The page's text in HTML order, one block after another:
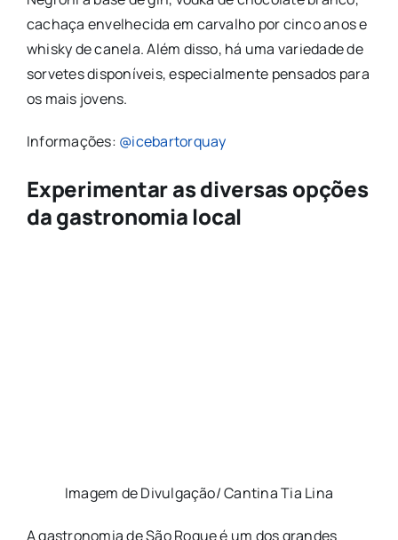
cachaça envelhecida em carvalho por cinco anos e
whisky de canela. Além disso, há uma variedade de
sorvetes disponíveis, especialmente pensados para
os mais jovens.
Informações: @icebartorquay
Experimentar as diversas opções
da gastronomia local
Imagem de Divulgação/ Cantina Tia Lina
A gastronomia de São Roque é um dos grandes